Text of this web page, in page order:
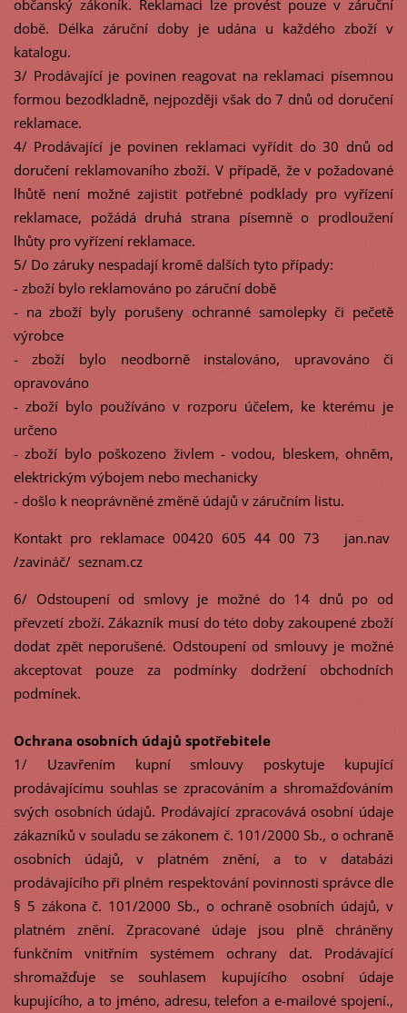
občanský zákoník. Reklamaci lze provést pouze v záruční
době. Délka záruční doby je udána u každého zboží v
katalogu.
3/ Prodávající je povinen reagovat na reklamaci písemnou
formou bezodkladně, nejpozději však do 7 dnů od doručení
reklamace.
4/ Prodávající je povinen reklamaci vyřídit do 30 dnů od
doručení reklamovaního zboží. V případě, že v požadované
lhůtě není možné zajistit potřebné podklady pro vyřízení
reklamace, požádá druhá strana písemně o prodloužení
lhůty pro vyřízení reklamace.
5/ Do záruky nespadají kromě dalších tyto případy:
- zboží bylo reklamováno po záruční době
- na zboží byly porušeny ochranné samolepky či pečetě
výrobce
- zboží bylo neodborně instalováno, upravováno či
opravováno
- zboží bylo používáno v rozporu účelem, ke kterému je
určeno
- zboží bylo poškozeno živlem - vodou, bleskem, ohněm,
elektrickým výbojem nebo mechanicky
- došlo k neoprávněné změně údajů v záručním listu.
Kontakt pro reklamace 00420 605 44 00 73 jan.nav
/zavináč/ seznam.cz
6/ Odstoupení od smlovy je možné do 14 dnů po od
převzetí zboží. Zákazník musí do této doby zakoupené zboží
dodat zpět neporušené. Odstoupení od smlouvy je možné
akceptovat pouze za podmínky dodržení obchodních
podmínek.
Ochrana osobních údajů spotřebitele
1/ Uzavřením kupní smlouvy poskytuje kupující
prodávajícímu souhlas se zpracováním a shromažďováním
svých osobních údajů. Prodávající zpracovává osobní údaje
zákazníků v souladu se zákonem č. 101/2000 Sb., o ochraně
osobních údajů, v platném znění, a to v databázi
prodávajícího při plném respektování povinnosti správce dle
§ 5 zákona č. 101/2000 Sb., o ochraně osobních údajů, v
platném znění. Zpracované údaje jsou plně chráněny
funkčním vnitřním systémem ochrany dat. Prodávající
shromažďuje se souhlasem kupujícího osobní údaje
kupujícího, a to jméno, adresu, telefon a e-mailové spojení.,